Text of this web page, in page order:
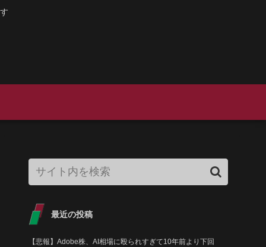
最近の投稿
【悲報】Adobe株、AI相場に殴られすぎて10年前より下回